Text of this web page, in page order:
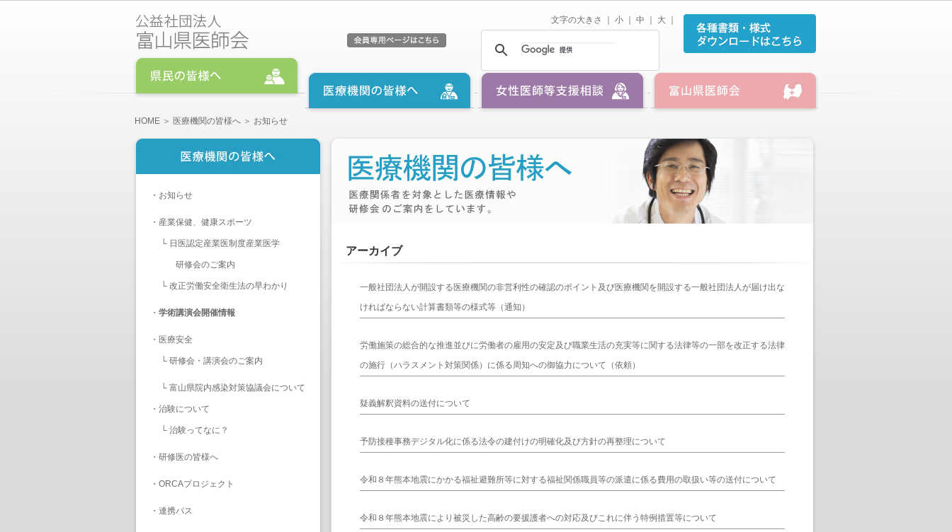
文字の大きさ ｜ 小 中 大
HOME ＞ 医療機関の皆様へ ＞ お知らせ
・ お知らせ
・ 産業保健、健康スポーツ
└ 日医認定産業医制度産業医学
研修会のご案内
└ 改正労働安全衛生法の早わかり
・ 学術講演会開催情報
・ 医療安全
└ 研修会・講演会のご案内
└ 富山県院内感染対策協議会について
・ 治験について
└ 治験ってなに？
・ 研修医の皆様へ
・ ORCAプロジェクト
・ 連携パス
アーカイブ
一般社団法人が開設する医療機関の非営利性の確認のポイント及び医療機関を開設する一般社団法人が届け出な
ければならない計算書類等の様式等（通知）
労働施策の総合的な推進並びに労働者の雇用の安定及び職業生活の充実等に関する法律等の一部を改正する法律
の施行（ハラスメント対策関係）に係る周知への御協力について（依頼）
疑義解釈資料の送付について
予防接種事務デジタル化に係る法令の建付けの明確化及び方針の再整理について
令和８年熊本地震にかかる福祉避難所等に対する福祉関係職員等の派遣に係る費用の取扱い等の送付について
令和８年熊本地震により被災した高齢の要援護者への対応及びこれに伴う特例措置等について